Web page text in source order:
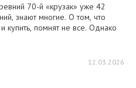
70-й «крузак» уже 42
знают многие. О том, что
купить, помнят не все. Однако
12.03.2026